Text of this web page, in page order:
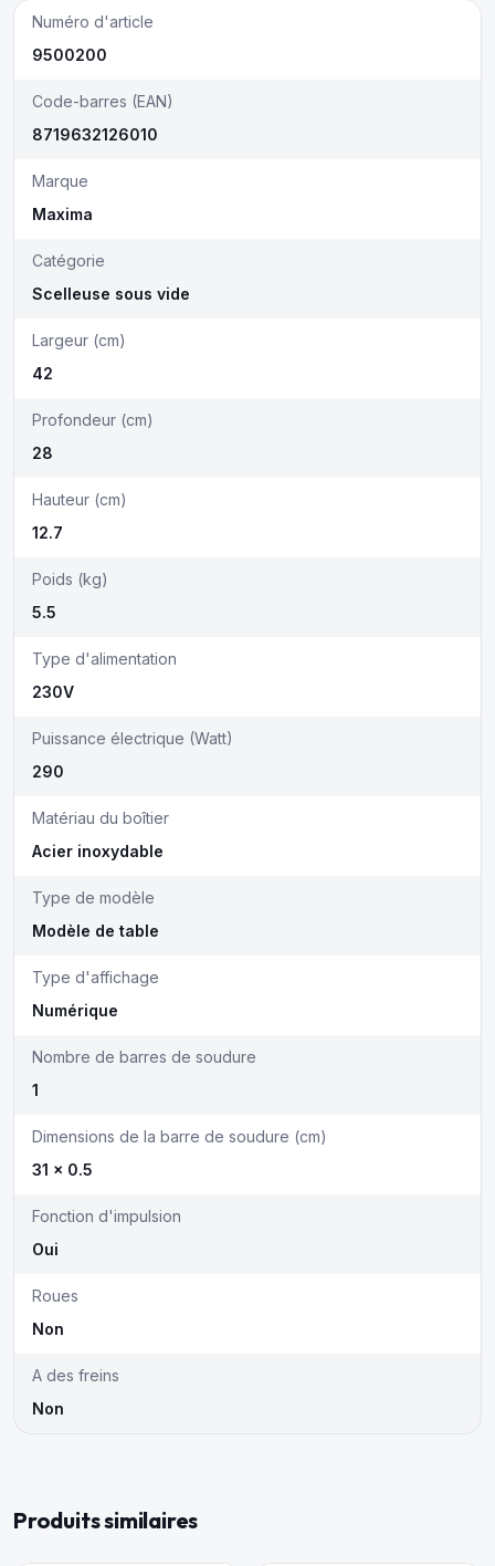
Numéro d'article
9500200
Code-barres (EAN)
8719632126010
Marque
Maxima
Catégorie
Scelleuse sous vide
Largeur (cm)
42
Profondeur (cm)
28
Hauteur (cm)
12.7
Poids (kg)
5.5
Type d'alimentation
230V
Puissance électrique (Watt)
290
Matériau du boîtier
Acier inoxydable
Type de modèle
Modèle de table
Type d'affichage
Numérique
Nombre de barres de soudure
1
Dimensions de la barre de soudure (cm)
31 x 0.5
Fonction d'impulsion
Oui
Roues
Non
A des freins
Non
Produits similaires